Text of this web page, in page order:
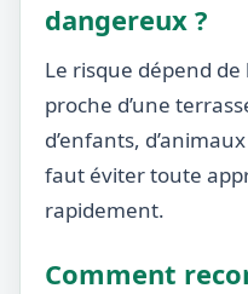
dangereux ?
Le risque dépend de
proche d’une
d’enfants,
faut éviter toute
rapidement.
Comment